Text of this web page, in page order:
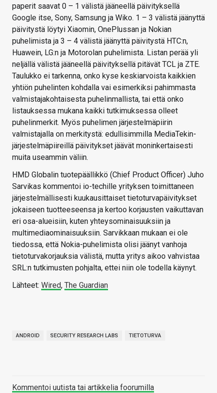
paperit saavat 0 – 1 välistä jääneellä päivityksellä
Google itse, Sony, Samsung ja Wiko. 1 – 3 välistä jäänyttä
päivitystä löytyi Xiaomin, OnePlussan ja Nokian
puhelimista ja 3 – 4 välistä jäänyttä päivitystä HTC:n,
Huawein, LG:n ja Motorolan puhelimista. Listan perää yli
neljällä välistä jääneellä päivityksellä pitävät TCL ja ZTE.
Taulukko ei tarkenna, onko kyse keskiarvoista kaikkien
yhtiön puhelinten kohdalla vai esimerkiksi pahimmasta
valmistajakohtaisesta puhelinmallista, tai että onko
listauksessa mukana kaikki tutkimuksessa olleet
puhelinmerkit. Myös puhelimen järjestelmäpiirin
valmistajalla on merkitystä: edullisimmilla MediaTekin-
järjestelmäpiireillä päivitykset jäävät moninkertaisesti
muita useammin väliin.
HMD Globalin tuotepäällikkö (Chief Product Officer) Juho
Sarvikas kommentoi io-techille yrityksen toimittaneen
järjestelmällisesti kuukausittaiset tietoturvapäivitykset
jokaiseen tuotteeseensa ja kertoo korjausten vaikuttavan
eri osa-alueisiin, kuten yhteysominaisuuksiin ja
multimediaominaisuuksiin. Sarvikkaan mukaan ei ole
tiedossa, että Nokia-puhelimista olisi jäänyt vanhoja
tietoturvakorjauksia välistä, mutta yritys aikoo vahvistaa
SRL:n tutkimusten pohjalta, ettei niin ole todella käynyt.
Lähteet: Wired, The Guardian
ANDROID SECURITY RESEARCH LABS TIETOTURVA
Kommentoi uutista tai artikkelia foorumilla